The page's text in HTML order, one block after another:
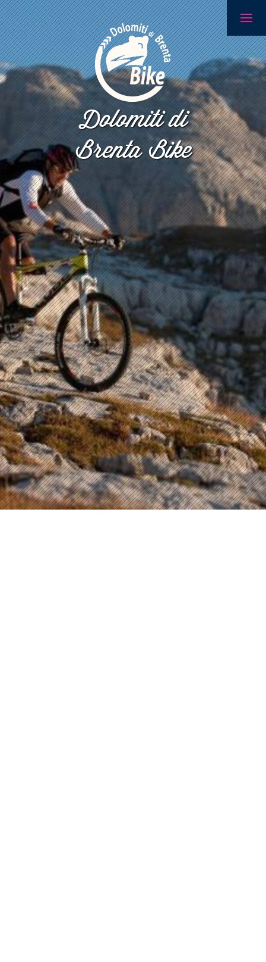
Dolomiti di
Brenta Bike